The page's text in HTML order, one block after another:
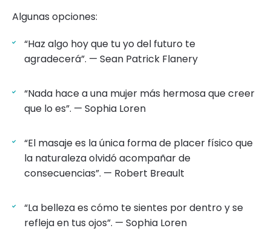
Algunas opciones:
“Haz algo hoy que tu yo del futuro te
agradecerá”. — Sean Patrick Flanery
“Nada hace a una mujer más hermosa que creer
que lo es”. — Sophia Loren
“El masaje es la única forma de placer físico que
la naturaleza olvidó acompañar de
consecuencias”. — Robert Breault
“La belleza es cómo te sientes por dentro y se
refleja en tus ojos”. — Sophia Loren